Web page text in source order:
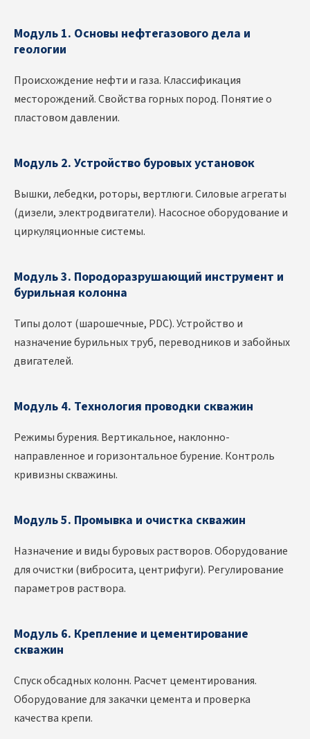
Модуль 1. Основы нефтегазового дела и
геологии
Происхождение нефти и газа. Классификация
месторождений. Свойства горных пород. Понятие о
пластовом давлении.
Модуль 2. Устройство буровых установок
Вышки, лебедки, роторы, вертлюги. Силовые агрегаты
(дизели, электродвигатели). Насосное оборудование и
циркуляционные системы.
Модуль 3. Породоразрушающий инструмент и
бурильная колонна
Типы долот (шарошечные, PDC). Устройство и
назначение бурильных труб, переводников и забойных
двигателей.
Модуль 4. Технология проводки скважин
Режимы бурения. Вертикальное, наклонно-
направленное и горизонтальное бурение. Контроль
кривизны скважины.
Модуль 5. Промывка и очистка скважин
Назначение и виды буровых растворов. Оборудование
для очистки (вибросита, центрифуги). Регулирование
параметров раствора.
Модуль 6. Крепление и цементирование
скважин
Спуск обсадных колонн. Расчет цементирования.
Оборудование для закачки цемента и проверка
качества крепи.